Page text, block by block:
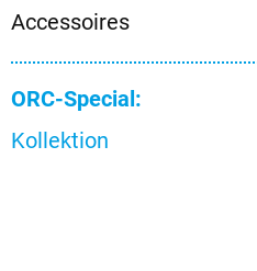
Accessoires
ORC-Special:
Kollektion